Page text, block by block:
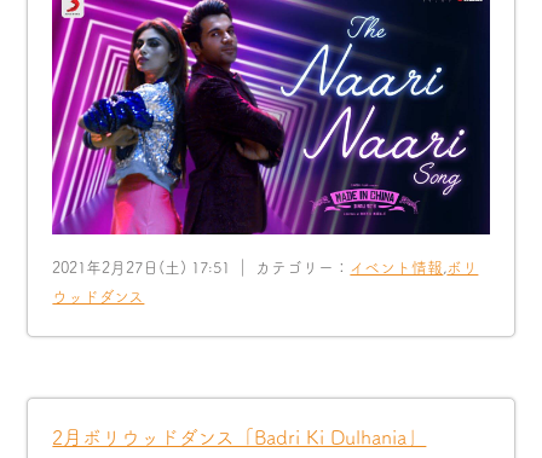
2021年2月27日(土) 17:51 ｜ カテゴリー： イベント情報 ,ボリ
ウッドダンス
2月ボリウッドダンス「Badri Ki Dulhania」